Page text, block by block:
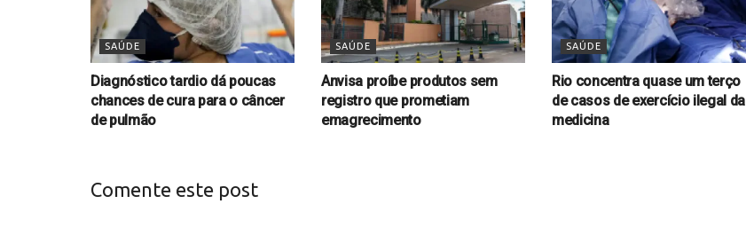
SAÚDE
Diagnóstico tardio dá poucas
chances de cura para o câncer
de pulmão
SAÚDE
Anvisa proíbe produtos sem
registro que prometiam
emagrecimento
SAÚDE
Rio concentra quase um terço
de casos de exercício ilegal da
medicina
Comente este post